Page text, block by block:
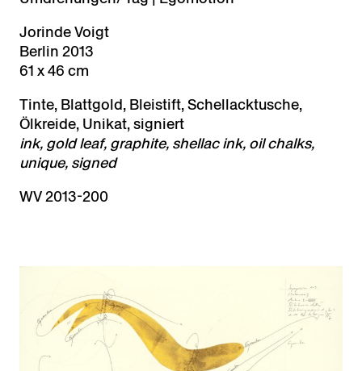
Jorinde Voigt
Berlin 2013
61 x 46 cm
Tinte, Blattgold, Bleistift, Schellacktusche,
Ölkreide, Unikat, signiert
ink, gold leaf, graphite, shellac ink, oil chalks,
unique, signed
WV 2013-200